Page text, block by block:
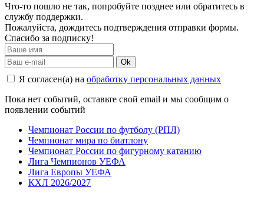
Что-то пошло не так, попробуйте позднее или обратитесь в
службу поддержки.
Пожалуйста, дождитесь подтверждения отправки формы.
Спасибо за подписку!
Ok
Я согласен(а) на обработку персональных данных
Пока нет событий, оставьте свой email и мы сообщим о
появлении событий
Чемпионат России по футболу (РПЛ)
Чемпионат мира по биатлону
Чемпионат России по фигурному катанию
Лига Чемпионов УЕФА
Лига Европы УЕФА
КХЛ 2026/2027